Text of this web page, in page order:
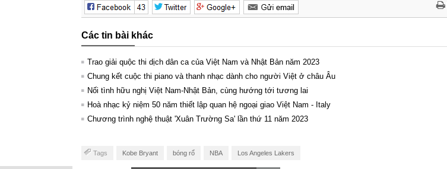
Các tin bài khác
Trao giải quộc thi dịch dân ca của Việt Nam và Nhật Bản năm 2023
Chung kết cuộc thi piano và thanh nhạc dành cho người Việt ở châu Âu
Nối tình hữu nghị Việt Nam-Nhật Bản, cùng hướng tới tương lai
Hoà nhạc kỷ niệm 50 năm thiết lập quan hệ ngoại giao Việt Nam - Italy
Chương trình nghệ thuật 'Xuân Trường Sa' lần thứ 11 năm 2023
Tags Kobe Bryant bóng rổ NBA Los Angeles Lakers